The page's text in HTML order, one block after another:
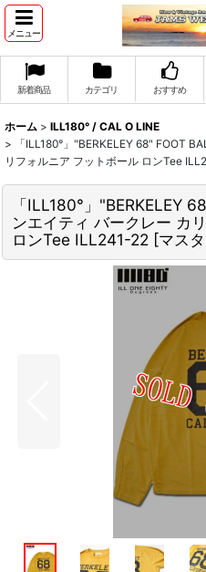
メニュー
新着商品 カテゴリ おすすめ
ホーム > ILL180° / CAL O LINE
>
「ILL180°」"BERKELEY 68" FOOT
リフォルニア フットボール ロンTee
「ILL180°」"BERKELEY
ンエイティ バークレー カ
ロンTee ILL241-22 [マス